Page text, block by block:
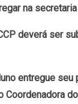
na secretaria
deverá ser
entregue seu
Coordenadora